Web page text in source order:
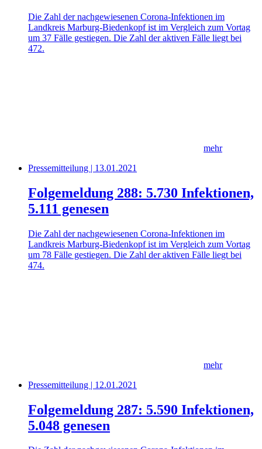
Die Zahl der nachgewiesenen Corona-Infektionen im
Landkreis Marburg-Biedenkopf ist im Vergleich zum Vortag
um 37 Fälle gestiegen. Die Zahl der aktiven Fälle liegt bei
472.
mehr
Pressemitteilung | 13.01.2021
Folgemeldung 288: 5.730 Infektionen,
5.111 genesen
Die Zahl der nachgewiesenen Corona-Infektionen im
Landkreis Marburg-Biedenkopf ist im Vergleich zum Vortag
um 78 Fälle gestiegen. Die Zahl der aktiven Fälle liegt bei
474.
mehr
Pressemitteilung | 12.01.2021
Folgemeldung 287: 5.590 Infektionen,
5.048 genesen